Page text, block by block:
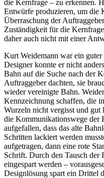
die Kernfrage – zu erkennen.
Entwürfe produzieren, um die
Überraschung der
Zuständigkeit für die
daher auch nicht mit einer
Kurt Weidemann war ein
Designer konnte er nicht
Bahn auf die Suche nach der
Auftraggeber dachten, sie
wieder vereinigte Bahn.
Kennzeichnung schaffen, die
Wurzeln nicht vergisst und
die Kommunikationswege der
aufgefallen, dass das alte
Schritten lackiert werden
aufgetragen, dann eine rote
Schrift. Durch den Tausch der
eingespart werden –
Designlösung spart ein Drittel